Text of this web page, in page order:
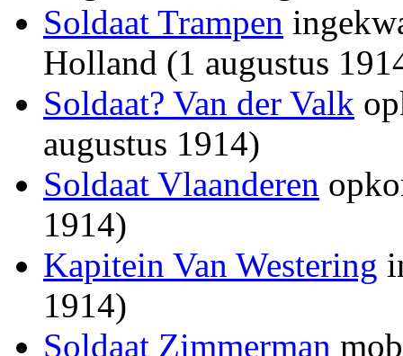
Soldaat Trampen
Holland (1 augustus
Soldaat? Van der Valk
augustus 1914)
Soldaat Vlaanderen
1914)
Kapitein Van Westering
1914)
Soldaat Zimmerman